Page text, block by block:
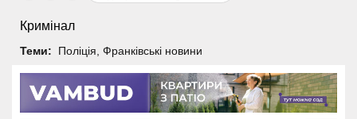
Кримінал
Теми: Поліція Франківські новини